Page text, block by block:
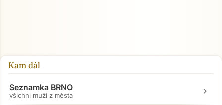
Kam dál
Seznamka BRNO
všichni muži z města chevron_right